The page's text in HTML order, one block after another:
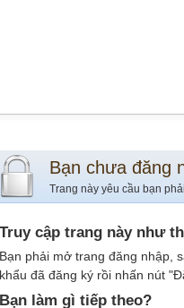
Bạn chưa đăng
Trang này yêu cầu bạn
Truy cập trang này như
Bạn phải mở trang đăng nhập,
khẩu đã đăng ký rồi nhấn nút
Bạn làm gì tiếp theo?